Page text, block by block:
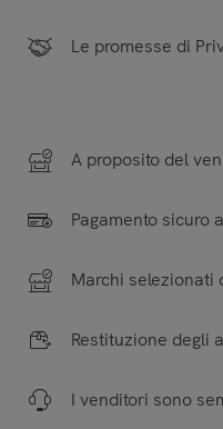
Le promesse di
A proposito del
Pagamento sicuro
Marchi selezionati
Restituzione degli
I venditori sono